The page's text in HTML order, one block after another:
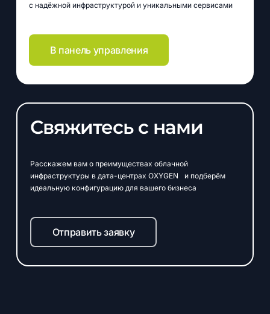
с надёжной инфраструктурой и уникальными сервисами
В панель управления
Свяжитесь с нами
Расскажем вам о преимуществах облачной
инфраструктуры в дата-центрах OXYGEN и подберём
идеальную конфигурацию для вашего бизнеса
Отправить заявку